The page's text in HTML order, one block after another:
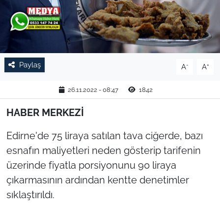
Paylaş A- A+
26.11.2022 - 08:47 1842
HABER MERKEZİ
Edirne'de 75 liraya satılan tava ciğerde, bazı
esnafın maliyetleri neden gösterip tarifenin
üzerinde fiyatla porsiyonunu 90 liraya
çıkarmasının ardından kentte denetimler
sıklaştırıldı.
KÜLTÜR SANAT
RESMİ İLAN
SPOR
TEKİRDAĞ
KIRKLARELİ
ÇANAKKALE